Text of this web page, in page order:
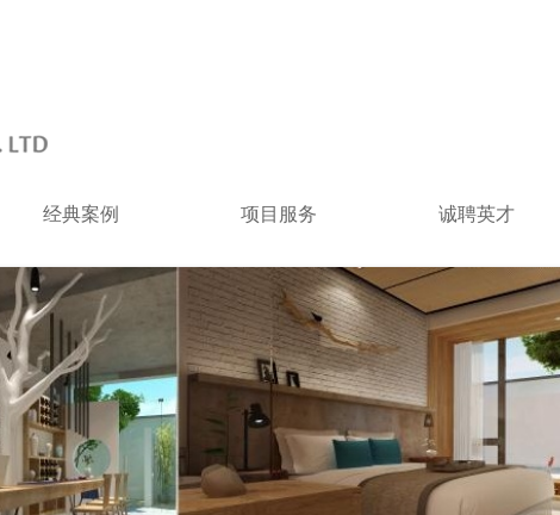
经典案例 项目服务 诚聘英才